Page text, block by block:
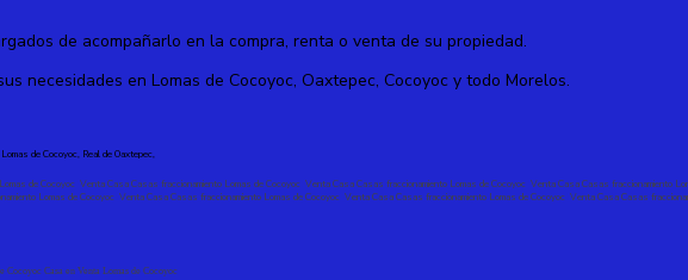
de acompañarlo en la compra, renta o venta de su propiedad.
necesidades en Lomas de Cocoyoc, Oaxtepec, Cocoyoc y todo Morelos.
de Cocoyoc, Real de Oaxtepec,
de Cocoyoc Venta Casa Casas fraccionamiento Lomas de Cocoyoc Venta Casa Casas fraccionamiento Lomas de Cocoyoc Venta Casa Casas fraccionamiento
Lomas de Cocoyoc Venta Casa Casas fraccionamiento Lomas de Cocoyoc Venta Casa Casas fraccionamiento Lomas de Cocoyoc Venta Casa Casas
Cocoyoc Casa en Venta Lomas de Cocoyoc